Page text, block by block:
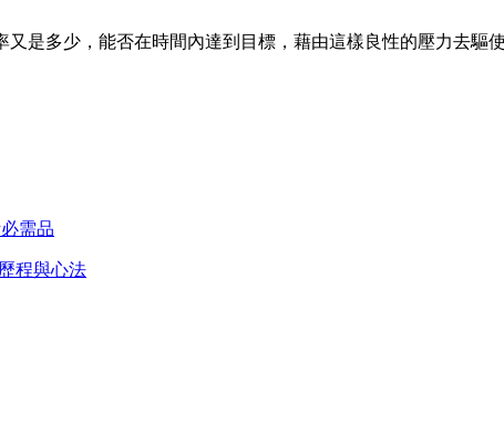
是多少，能否在時間內達到目標，藉由這樣良性的壓力去驅
需品
程與心法